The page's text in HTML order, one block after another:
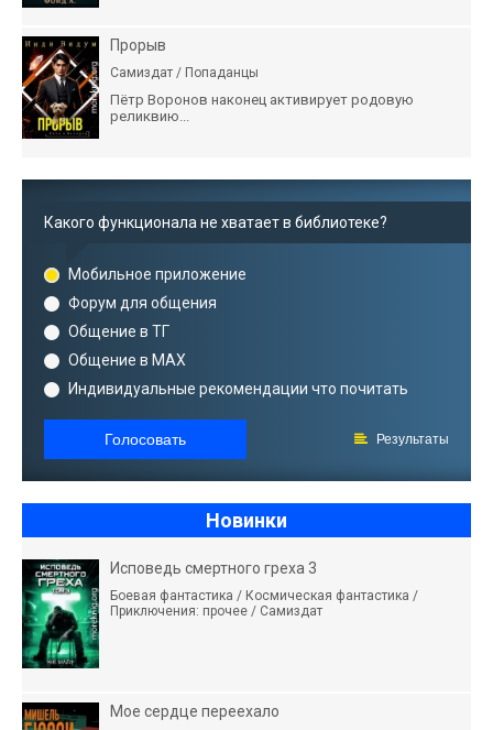
Прорыв
Самиздат / Попаданцы
Пётр Воронов наконец активирует родовую
реликвию...
Какого функционала не хватает в библиотеке?
Мобильное приложение
Форум для общения
Общение в ТГ
Общение в MAX
Индивидуальные рекомендации что почитать
Голосовать Результаты
Новинки
Исповедь смертного греха 3
Боевая фантастика / Космическая фантастика /
Приключения: прочее / Самиздат
Мое сердце переехало